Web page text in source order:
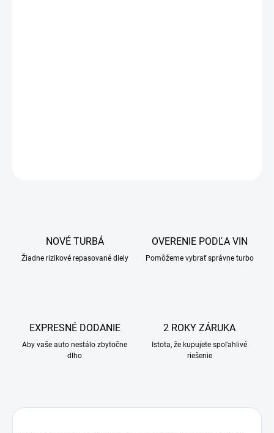
NOVÉ TURBÁ
Žiadne rizikové repasované diely
OVERENIE PODĽA VIN
Pomôžeme vybrať správne turbo
EXPRESNÉ DODANIE
Aby vaše auto nestálo zbytočne
dlho
2 ROKY ZÁRUKA
Istota, že kupujete spoľahlivé
riešenie